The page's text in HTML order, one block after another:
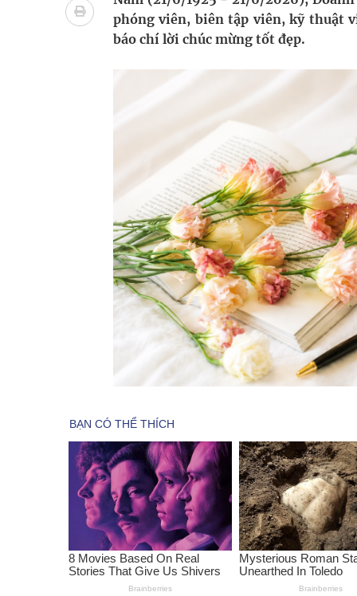
Nhiều chuỗi hoạt động lớn được diễn ra tại Lễ hội
Tiếp tục rà soát, triển khai các nhiệm vụ trong
Lâm Đồng: Quyết tâm đưa sân bay Liên Khương
Pháp luật – Sức khỏe – Doanh nghiệp: Tìm
Xây dựng bản đồ mạng lưới cấp cứu ngoại viện
"Nền kinh tế bạc" có thể trở thành động lực
phóng viên, biên tập viên, kỹ thuật
báo chí lời chúc mừng tốt đẹp.